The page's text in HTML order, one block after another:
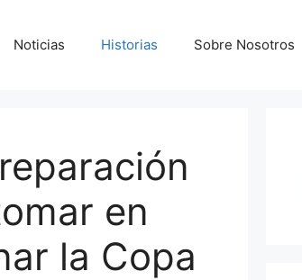
Noticias Historias Sobre Nosotros
en
la Copa